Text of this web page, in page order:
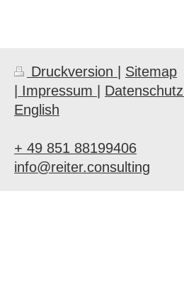
Druckversion
Sitemap
| Impressum |
Datenschutz |
English
+ 49 851 88199406
info@reiter.consulting